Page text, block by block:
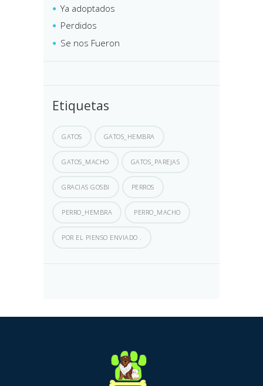
Ya adoptados
Perdidos
Se nos Fueron
Etiquetas
GATOS GATOS_HEMBRA
GATOS_MACHO GATOS_PAREJAS
GRACIAS GOSBI PERROS
PERRO_HEMBRA PERRO_MACHO
POR EL PIENSO ENVIADO .